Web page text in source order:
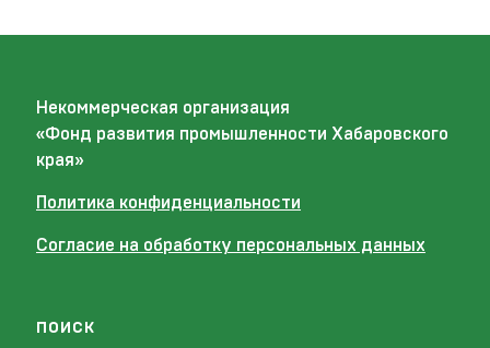
Некоммерческая организация
«Фонд развития промышленности Хабаровского
края»
Политика конфиденциальности
Согласие на обработку персональных данных
поиск